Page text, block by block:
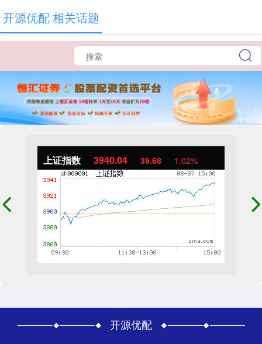
上证指数 3940.04 39.68 1.02%
开源优配
开源优配 相关话题